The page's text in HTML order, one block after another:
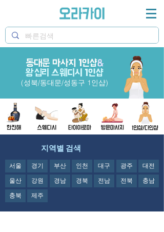
오라카이 동대문마사지1인샵과 왕십리스웨디시 1인샵
&성동구 1인샵 정보제공
동대문 마사지 1인샵&
왕십리 스웨디시 1인샵
(성북/동대문/성동구 1인샵)
지역별 검색
서울
울산
충북
경기
강원
제주
부산
경남
인천
경북
대구
전남
광주
전북
대전
충남